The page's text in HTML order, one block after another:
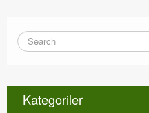
Kategoriler